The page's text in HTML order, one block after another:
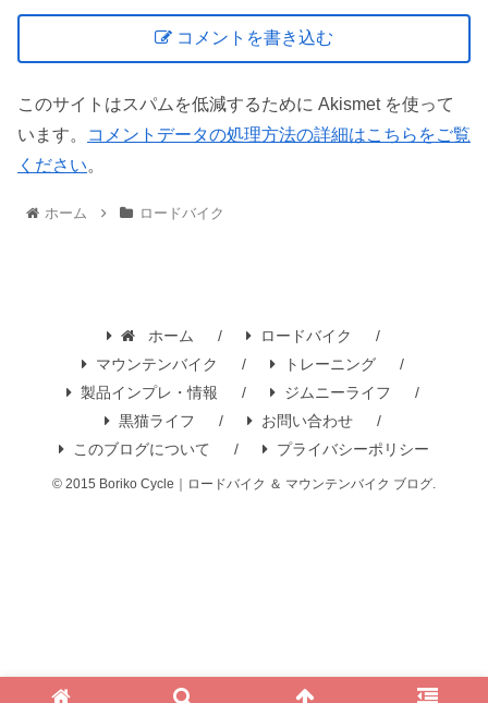
コメントを書き込む
このサイトはスパムを低減するために Akismet を使って
います。
コメントデータの処理方法の詳細はこちらをご覧
ください。
ホーム ロードバイク
ホーム
ロードバイク
マウンテンバイク
トレーニング
製品インプレ・情報
ジムニーライフ
黒猫ライフ
お問い合わせ
このブログについて
プライバシーポリシー
© 2015 Boriko Cycle｜ロードバイク ＆ マウンテンバイク ブログ.